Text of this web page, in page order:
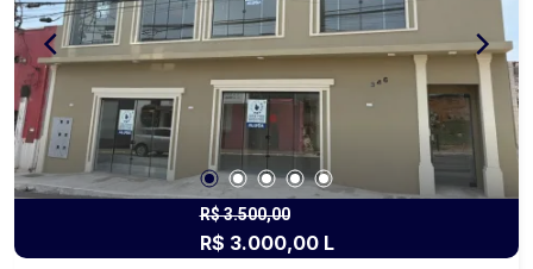
de fácil acesso. Ideal para quem valoriza
qualidade de vida e quer morar com estilo! Entre
em contato para mais informações e acompanhe
o andamento da obra. Garanta já seu novo lar!
R$ 3.500,00
R$ 3.000,00 L